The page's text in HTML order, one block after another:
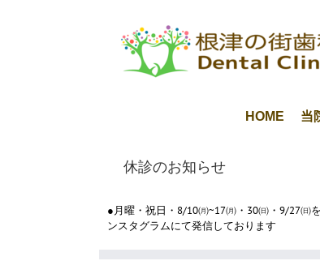
HOME 当
休診のお知らせ
●月曜・祝日・8/10㈪~17㈪・30㈰・9/27㈰
ンスタグラムにて発信しております